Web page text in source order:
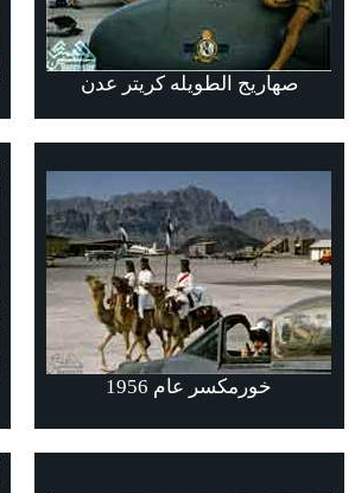
صهاريج الطويله كريتر عدن
خورمكسر عام 1956